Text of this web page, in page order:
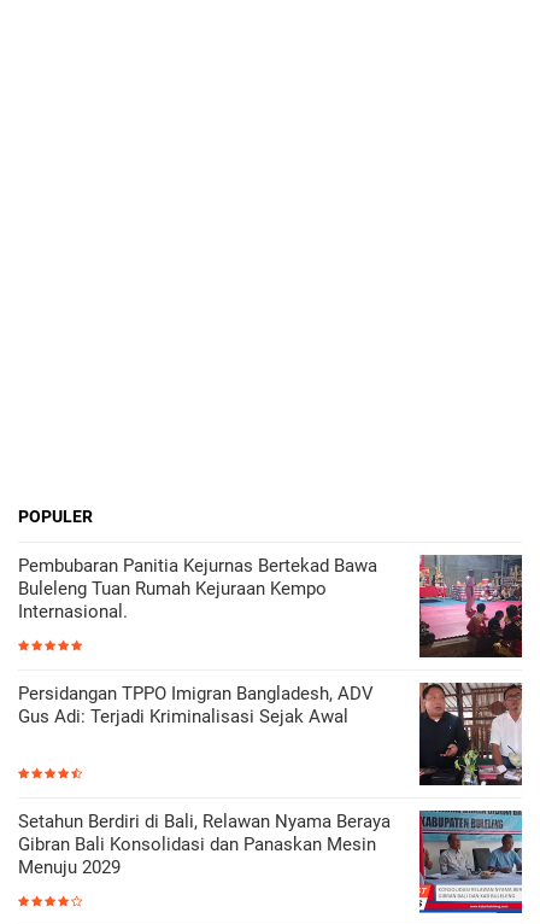
POPULER
Pembubaran Panitia Kejurnas Bertekad Bawa
Buleleng Tuan Rumah Kejuraan Kempo
Internasional.
Persidangan TPPO Imigran Bangladesh, ADV
Gus Adi: Terjadi Kriminalisasi Sejak Awal
Setahun Berdiri di Bali, Relawan Nyama Beraya
Gibran Bali Konsolidasi dan Panaskan Mesin
Menuju 2029